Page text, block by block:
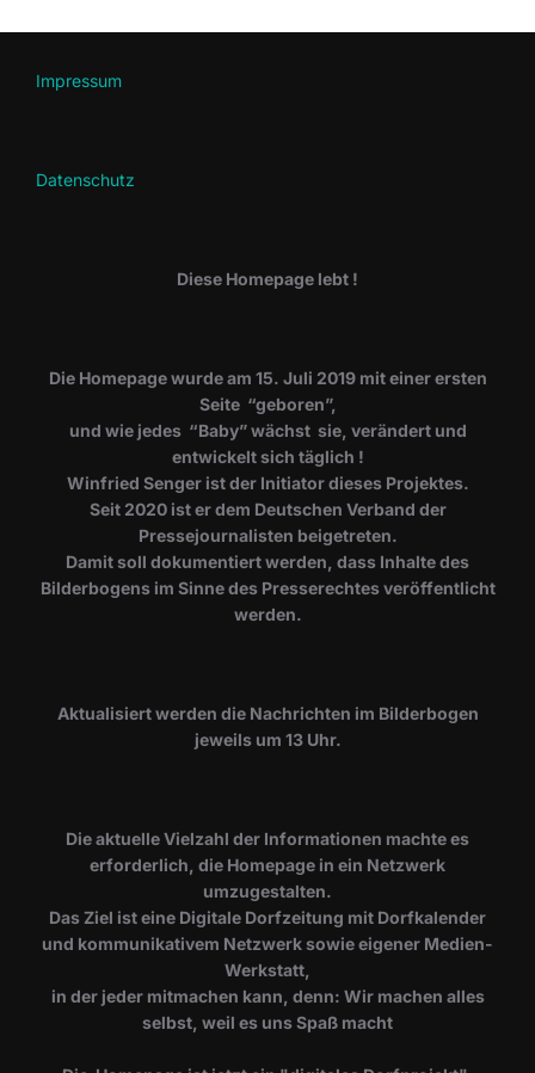
Impressum
Datenschutz
Diese Homepage lebt !
Die Homepage wurde am 15. Juli 2019 mit einer ersten
Seite “geboren”,
und wie jedes “Baby” wächst sie, verändert und
entwickelt sich täglich !
Winfried Senger ist der Initiator dieses Projektes.
Seit 2020 ist er dem Deutschen Verband der
Pressejournalisten beigetreten.
Damit soll dokumentiert werden, dass Inhalte des
Bilderbogens im Sinne des Presserechtes veröffentlicht
werden.
​Aktualisiert werden die Nachrichten im Bilderbogen
jeweils um 13 Uhr.
Die aktuelle Vielzahl der Informationen machte es
erforderlich, die Homepage in ein Netzwerk
umzugestalten.
Das Ziel ist eine Digitale Dorfzeitung mit Dorfkalender
und kommunikativem Netzwerk sowie eigener Medien-
Werkstatt,
in der jeder mitmachen kann, denn: Wir machen alles
selbst, weil es uns Spaß macht